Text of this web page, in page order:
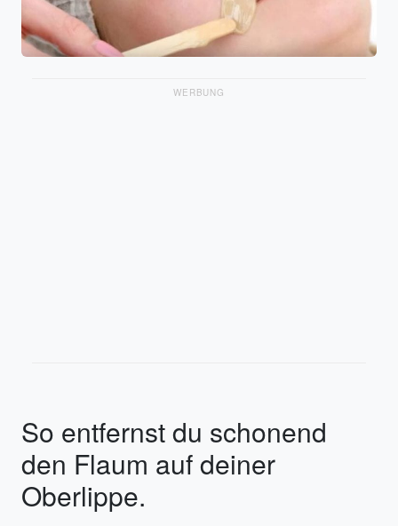
WERBUNG
So entfernst du schonend
den Flaum auf deiner
Oberlippe.